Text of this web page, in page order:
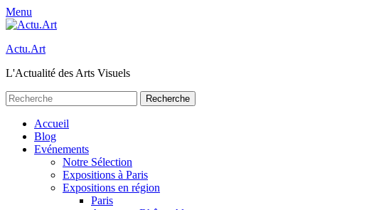
Menu
Actu.Art
L'Actualité des Arts Visuels
Recherche
pour:
Premier
menu
Aller
contenu
Accueil
Blog
Evénements
Notre Sélection
Expositions à Paris
Expositions en région
Paris